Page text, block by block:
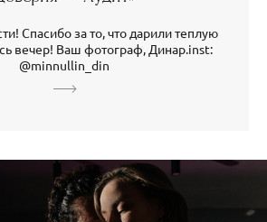
Спасибо за то, что дарили теплую
вечер! Ваш фотограф, Динар.inst:
@minnullin_din